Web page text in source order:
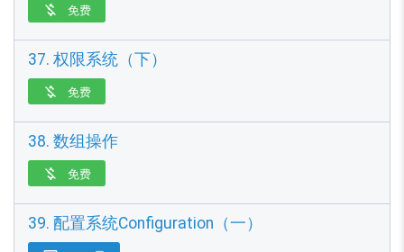
 免费
37. 权限系统（下）
 免费
38. 数组操作
 免费
39. 配置系统Configuration（一）